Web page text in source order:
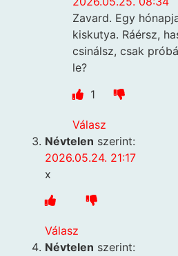
Zavard. Egy
kiskutya. Ráérsz,
csinálsz, csak
le?
1
Válasz
Névtelen szerint:
2026.05.24. 21:17
x
Válasz
Névtelen szerint: